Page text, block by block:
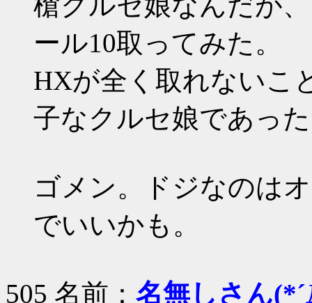
ール10取ってみた。
HXが全く取れないこ
子なクルセ娘であっ
ゴメン。ドジなのは
でいいかも。
505 名前： 名無しさん